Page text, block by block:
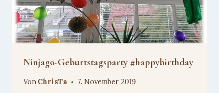
Ninjago-Geburtstagsparty #happybirthday
Von ChrisTa 7. November 2019